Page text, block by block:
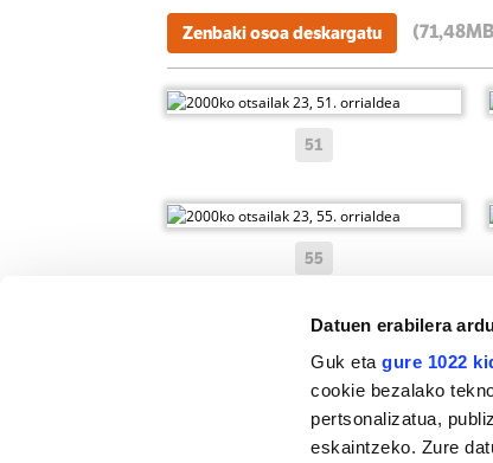
Datuen erabilera
Guk etagure 1022
cookie bezalako
pertsonalizatua,
eskaintzeko. Zure
Zenbaki osoa deskargatu
51
55
59